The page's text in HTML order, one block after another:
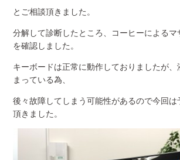
とご相談頂きました。
分解して診断したところ、コーヒーによるマ
を確認しました。
キーボードは正常に動作しておりましたが、
まっている為、
後々故障してしまう可能性があるので今回
頂きました。